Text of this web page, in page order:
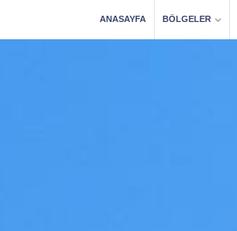
ANASAYFA BÖLGELER